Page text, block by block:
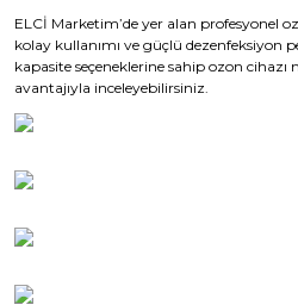
ELCİ Marketim’de yer alan profesyonel
kolay kullanımı ve güçlü dezenfeksiyon
kapasite seçeneklerine sahip ozon
avantajıyla inceleyebilirsiniz.